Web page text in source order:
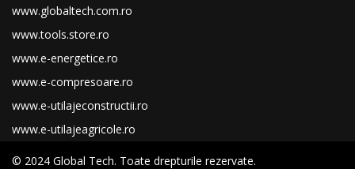
www.globaltech.com.ro
www.tools.store.ro
www.e-energetice.ro
www.e-compresoare.ro
www.e-utilajeconstructii.ro
www.e-utilajeagricole.ro
© 2024 Global Tech. Toate drepturile rezervate.